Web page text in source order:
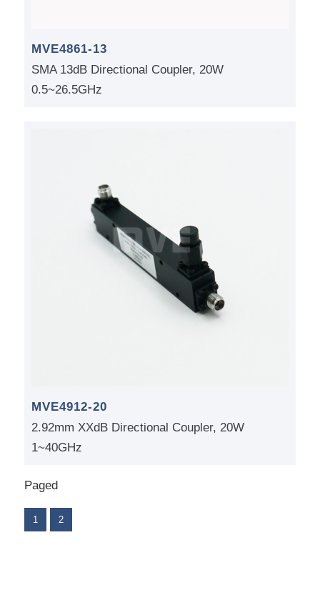
MVE4861-13
SMA 13dB Directional Coupler, 20W
0.5~26.5GHz
MVE4912-20
2.92mm XXdB Directional Coupler, 20W
1~40GHz
Paged
1 2